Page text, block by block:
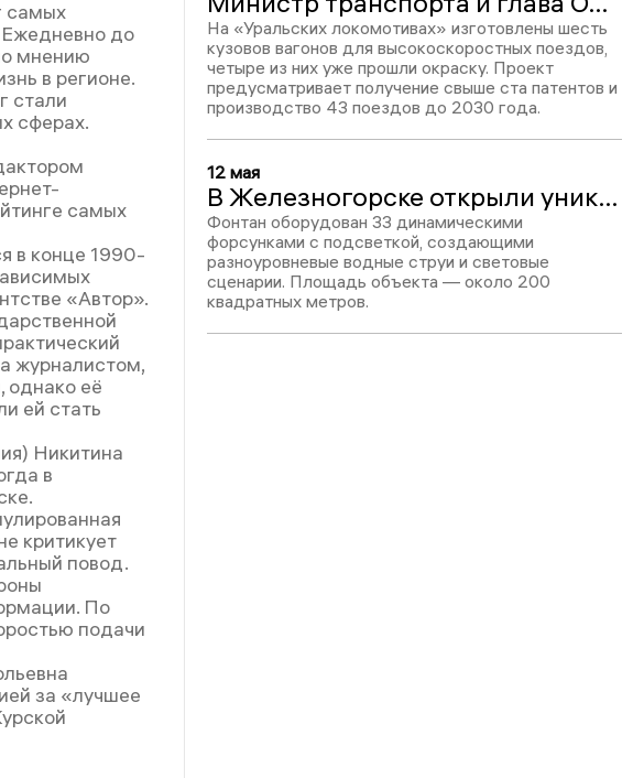
самых
до
мнению
в регионе.
стали
сферах.
самых
в конце 1990-
«Автор».
журналистом,
однако её
ей стать
Никитина
в
критикует
повод.
По
подачи
за «лучшее
На «Уральских локомотивах» изготовлены шесть
кузовов вагонов для высокоскоростных поездов,
четыре из них уже прошли окраску. Проект
предусматривает получение свыше ста патентов и
производство 43 поездов до 2030 года.
12 мая
В Железногорске открыли уникальный светодинамический фонтан
Фонтан оборудован 33 динамическими
форсунками с подсветкой, создающими
разноуровневые водные струи и световые
сценарии. Площадь объекта — около 200
квадратных метров.